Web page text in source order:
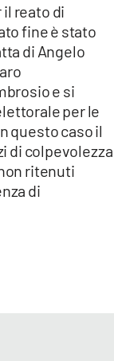
reato di
fine è stato
di Angelo
e si
per le
questo caso il
di colpevolezza
ritenuti
di